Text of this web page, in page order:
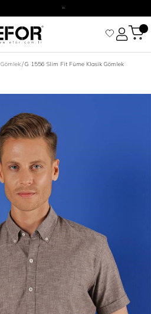
içerisinde kargoya verilecektir.
Kargo Ücretsiz.
G 1556 Slim Fit Füme Klasik Gömlek